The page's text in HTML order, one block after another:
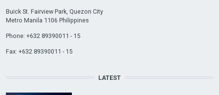
Buick St. Fairview Park, Quezon City
Metro Manila 1106 Philippines
Phone: +632 89390011 - 15
Fax: +632 89390011 - 15
LATEST